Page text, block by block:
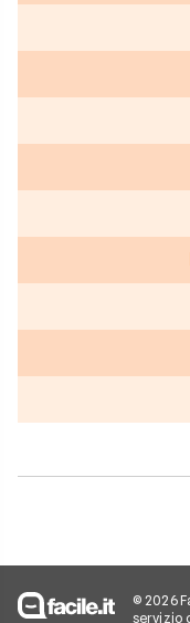
© 2026
servizio